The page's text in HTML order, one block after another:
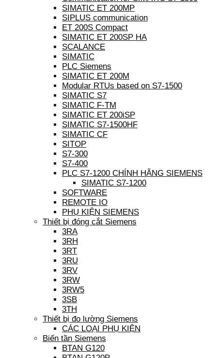
SIMATIC ET 200MP
SIPLUS communication
ET 200S Compact
SIMATIC ET 200SP HA
SCALANCE
SIMATIC
PLC Siemens
SIMATIC ET 200M
Modular RTUs based on S7-1500
SIMATIC S7
SIMATIC F-TM
SIMATIC ET 200iSP
SIMATIC S7-1500HF
SIMATIC CF
SITOP
S7-300
S7-400
PLC S7-1200 CHÍNH HÃNG SIEMENS
SIMATIC S7-1200
SOFTWARE
REMOTE IO
PHỤ KIỆN SIEMENS
Thiết bị đóng cắt Siemens
3RA
3RH
3RT
3RU
3RV
3RW
3RW5
3SB
3TH
Thiết bị đo lường Siemens
CÁC LOẠI PHỤ KIỆN
Biến tần Siemens
BTAN G120